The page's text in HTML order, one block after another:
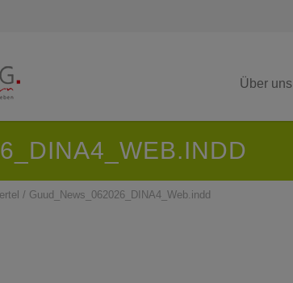
Über uns
/ Guud_News_062026_DINA4_Web.indd